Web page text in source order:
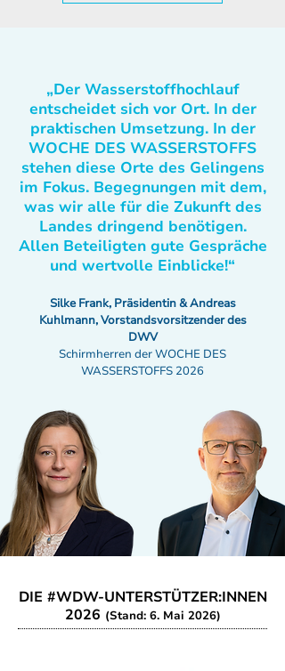
„Der Wasserstoffhochlauf
entscheidet sich vor Ort. In der
praktischen Umsetzung. In der
WOCHE DES WASSERSTOFFS
stehen diese Orte des Gelingens
im Fokus. Begegnungen mit dem,
was wir alle für die Zukunft des
Landes dringend benötigen.
Allen Beteiligten gute Gespräche
und wertvolle Einblicke!“
Silke Frank, Präsidentin & Andreas
Kuhlmann, Vorstandsvorsitzender des
DWV
Schirmherren der WOCHE DES
WASSERSTOFFS 2026
DIE #WDW-UNTERSTÜTZER:INNEN
2026 (Stand: 6. Mai 2026)